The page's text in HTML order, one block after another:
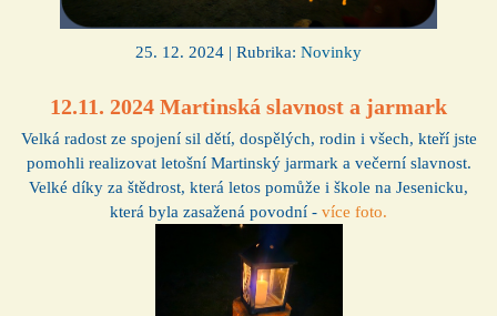
25. 12. 2024 | Rubrika: Novinky
12.11. 2024 Martinská slavnost a jarmark
Velká radost ze spojení sil dětí, dospělých, rodin i všech, kteří jste
pomohli realizovat letošní Martinský jarmark a večerní slavnost.
Velké díky za štědrost, která letos pomůže i škole na Jesenicku,
která byla zasažená povodní - více foto.